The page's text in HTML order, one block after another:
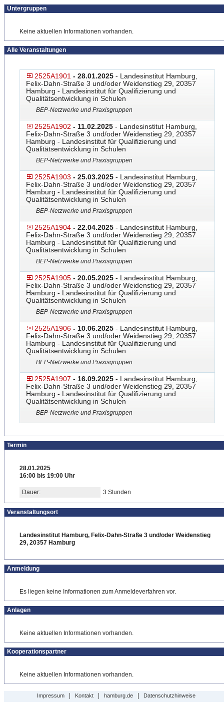
Untergruppen
Keine aktuellen Informationen vorhanden.
Alle Veranstaltungen
2525A1901 - 28.01.2025 - Landesinstitut Hamburg,
Felix-Dahn-Straße 3 und/oder Weidenstieg 29, 20357
Hamburg - Landesinstitut für Qualifizierung und
Qualitätsentwicklung in Schulen
BEP-Netzwerke und Praxisgruppen
2525A1902 - 11.02.2025 - Landesinstitut Hamburg,
Felix-Dahn-Straße 3 und/oder Weidenstieg 29, 20357
Hamburg - Landesinstitut für Qualifizierung und
Qualitätsentwicklung in Schulen
BEP-Netzwerke und Praxisgruppen
2525A1903 - 25.03.2025 - Landesinstitut Hamburg,
Felix-Dahn-Straße 3 und/oder Weidenstieg 29, 20357
Hamburg - Landesinstitut für Qualifizierung und
Qualitätsentwicklung in Schulen
BEP-Netzwerke und Praxisgruppen
2525A1904 - 22.04.2025 - Landesinstitut Hamburg,
Felix-Dahn-Straße 3 und/oder Weidenstieg 29, 20357
Hamburg - Landesinstitut für Qualifizierung und
Qualitätsentwicklung in Schulen
BEP-Netzwerke und Praxisgruppen
2525A1905 - 20.05.2025 - Landesinstitut Hamburg,
Felix-Dahn-Straße 3 und/oder Weidenstieg 29, 20357
Hamburg - Landesinstitut für Qualifizierung und
Qualitätsentwicklung in Schulen
BEP-Netzwerke und Praxisgruppen
2525A1906 - 10.06.2025 - Landesinstitut Hamburg,
Felix-Dahn-Straße 3 und/oder Weidenstieg 29, 20357
Hamburg - Landesinstitut für Qualifizierung und
Qualitätsentwicklung in Schulen
BEP-Netzwerke und Praxisgruppen
2525A1907 - 16.09.2025 - Landesinstitut Hamburg,
Felix-Dahn-Straße 3 und/oder Weidenstieg 29, 20357
Hamburg - Landesinstitut für Qualifizierung und
Qualitätsentwicklung in Schulen
BEP-Netzwerke und Praxisgruppen
Termin
28.01.2025
16:00 bis 19:00 Uhr
Dauer: 3 Stunden
Veranstaltungsort
Landesinstitut Hamburg, Felix-Dahn-Straße 3 und/oder Weidenstieg
29, 20357 Hamburg
Anmeldung
Es liegen keine Informationen zum Anmeldeverfahren vor.
Anlagen
Keine aktuellen Informationen vorhanden.
Kooperationspartner
Keine aktuellen Informationen vorhanden.
Impressum| Kontakt| hamburg.de| Datenschutzhinweise